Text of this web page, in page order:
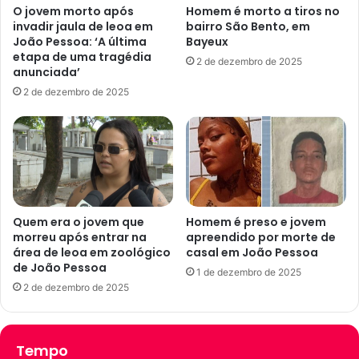
,
P
B
i
v
u
l
g
a
e
d
i
t
a
l
s
u
p
e
t
a
s
d
e
g
o
l
p
e
f
O jovem morto após
invadir jaula de leoa em
João Pessoa: ‘A última
etapa de uma tragédia
anunciada’
2 de dezembro de 2025
Homem é morto a tiros no
bairro São Bento, em
Bayeux
2 de dezembro de 2025
Quem era o jovem que
morreu após entrar na
área de leoa em zoológico
de João Pessoa
2 de dezembro de 2025
Homem é preso e jovem
apreendido por morte de
casal em João Pessoa
1 de dezembro de 2025
Tempo